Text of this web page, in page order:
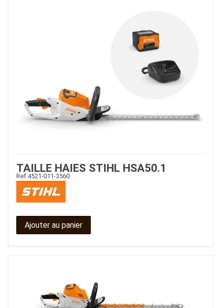
TAILLE HAIES STIHL HSA50.1
Ref.4521-011-3560
Ajouter au panier